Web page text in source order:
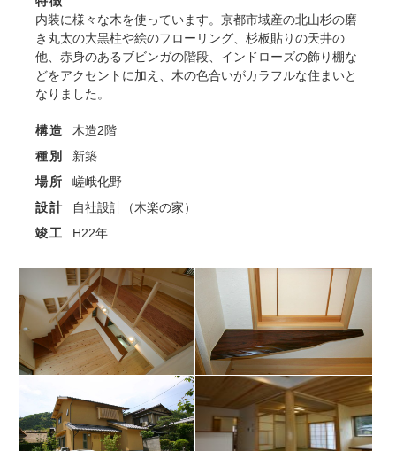
内装に様々な木を使っています。京都市域産の北山杉の磨
き丸太の大黒柱や絵のフローリング、杉板貼りの天井の
他、赤身のあるブビンガの階段、インドローズの飾り棚な
どをアクセントに加え、木の色合いがカラフルな住まいと
なりました。
構造
木造2階
種別
新築
場所
嵯峨化野
設計
自社設計（木楽の家）
竣工
H22年